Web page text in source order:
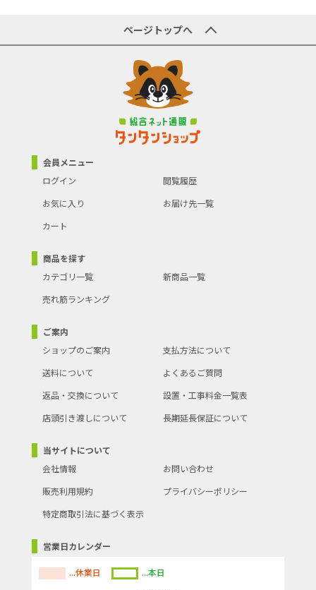
ページトップへ
会員メニュー
ログイン
閲覧履歴
お気に入り
お届け先一覧
カート
商品を探す
カテゴリ一覧
新商品一覧
売れ筋ランキング
ご案内
ショップのご案内
支払方法について
送料について
よくあるご質問
返品・交換について
設置・工事料金一覧表
店頭引き渡しについて
長期延長保証について
当サイトについて
会社情報
お問い合わせ
販売利用規約
プライバシーポリシー
特定商取引法に基づく表示
営業日カレンダー
...休業日
...本日